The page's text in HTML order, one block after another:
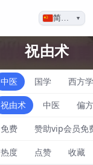
简体…▼
祝由术
中医 国学 西方
祝由术 中医 偏方
免费 赞助vip会员免
热度 点赞 收藏